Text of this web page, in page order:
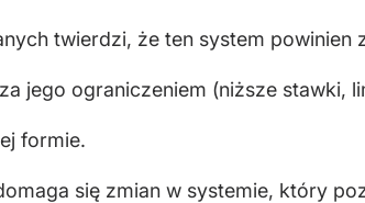
twierdzi, że ten system powinien
jego ograniczeniem (niższe stawki,
formie.
się zmian w systemie, który